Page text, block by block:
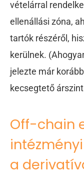
vételárral
ellenállási zóna,
tartók részéről,
kerülnek.
jelezte már
kecsegtető
Off-chain
a